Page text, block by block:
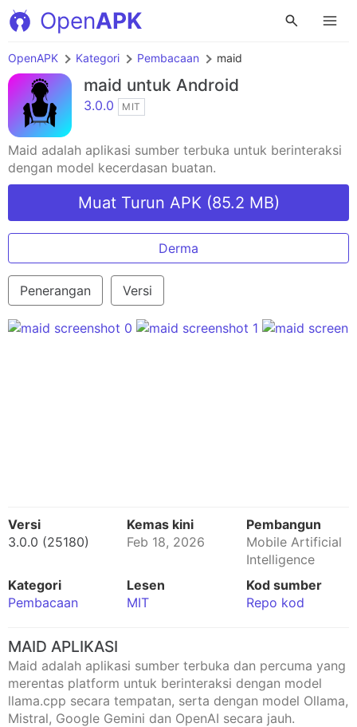
OpenAPK
OpenAPK Kategori Pembacaan maid
maid untuk Android
3.0.0 MIT
Maid adalah aplikasi sumber terbuka untuk berinteraksi
dengan model kecerdasan buatan.
Muat Turun APK (85.2 MB)
Derma
Penerangan Versi
Versi
3.0.0 (25180)
Kemas kini
Feb 18, 2026
Pembangun
Mobile Artificial
Intelligence
Kategori
Pembacaan
Lesen
MIT
Kod sumber
Repo kod
MAID APLIKASI
Maid adalah aplikasi sumber terbuka dan percuma yang
merentas platform untuk berinteraksi dengan model
llama.cpp secara tempatan, serta dengan model Ollama,
Mistral, Google Gemini dan OpenAI secara jauh.